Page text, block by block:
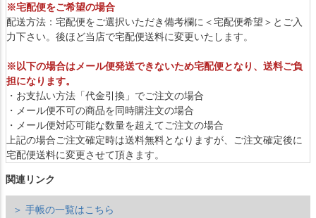
※宅配便をご希望の場合
配送方法：宅配便をご選択いただき備考欄に＜宅配便希望＞とご入
力下さい。後ほど当店で宅配便送料に変更いたします。
※以下の場合はメール便発送できないため宅配便となり、送料ご負
担になります。
・お支払い方法「代金引換」でご注文の場合
・メール便不可の商品を同時購注文の場合
・メール便対応可能な数量を超えてご注文の場合
上記の場合ご注文確定時は送料無料となりますが、ご注文確定後に
宅配便送料に変更させて頂きます。
関連リンク
＞ 手帳の一覧はこちら